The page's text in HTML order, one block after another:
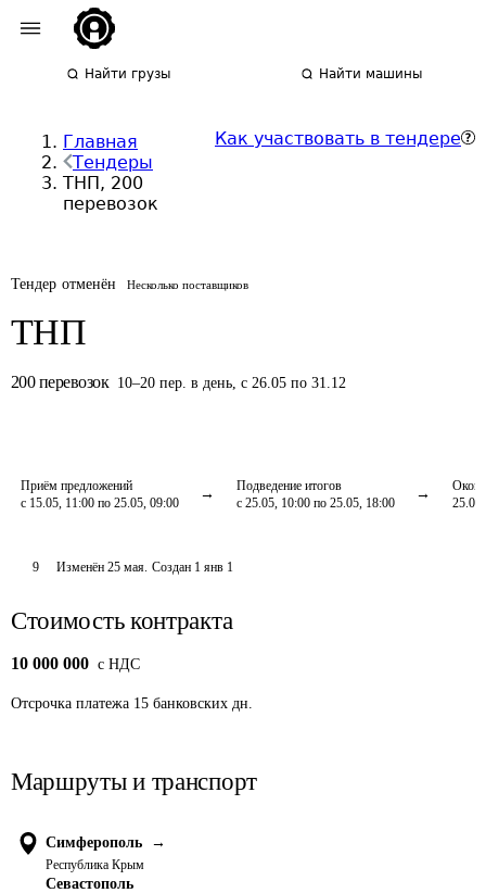
Найти грузы Найти машины
Главная
Тендеры
ТНП, 200
перевозок
Как участвовать в тендере
Тендер отменён Несколько поставщиков
ТНП
200 перевозок 10–20 пер. в день,с 26.05 по 31.12
Приём предложений
с 15.05, 11:00 по 25.05, 09:00
Подведение итогов
с 25.05, 10:00 по 25.05, 18:00
9 Изменён 25 мая. Создан 1 янв 1
Стоимость контракта
10 000 000 c НДС
Отсрочка платежа 15 банковских дн.
Маршруты и транспорт
Симферополь →
Республика Крым
Севастополь